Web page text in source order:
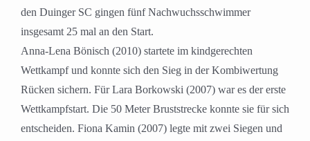
den Duinger SC gingen fünf Nachwuchsschwimmer
insgesamt 25 mal an den Start.
Anna-Lena Bönisch (2010) startete im kindgerechten
Wettkampf und konnte sich den Sieg in der Kombiwertung
Rücken sichern. Für Lara Borkowski (2007) war es der erste
Wettkampfstart. Die 50 Meter Bruststrecke konnte sie für sich
entscheiden. Fiona Kamin (2007) legte mit zwei Siegen und